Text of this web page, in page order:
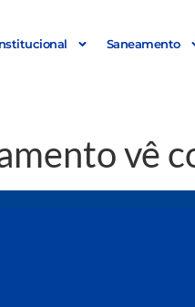
Saneamento
vê